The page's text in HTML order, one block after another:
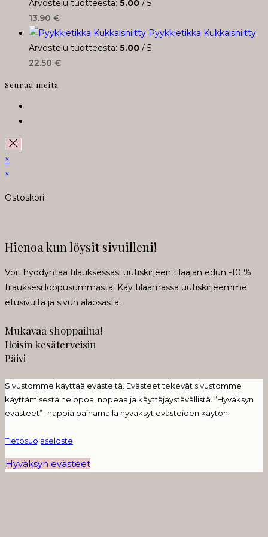
Arvostelu tuotteesta: 5.00 / 5
13.90 €
Pyykkietikka Kukkaisniitty
Arvostelu tuotteesta: 5.00 / 5
22.50 €
Seuraa meitä
×
×
Ostoskori
Hienoa kun löysit sivuilleni!
Voit hyödyntää tilauksessasi uutiskirjeen tilaajan edun -10 %
tilauksesi loppusummasta. Käy tilaamassa uutiskirjeemme
etusivulta ja sivun alaosasta.
Mukavaa shoppailua!
Iloisin kesäterveisin
Päivi
Sivustomme käyttää evästeitä. Evästeet tekevät sivustomme
käyttämisestä helppoa, nopeaa ja käyttäjäystävällistä. “Hyväksyn
evästeet” -nappia painamalla hyväksyt evästeiden käytön.
Tietosuojaseloste
Hyväksyn evästeet